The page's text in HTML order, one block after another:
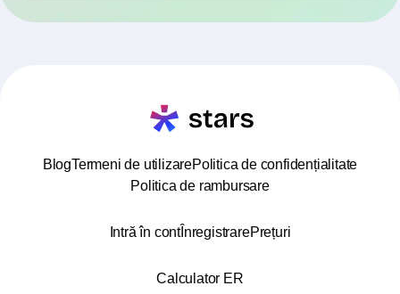
BlogTermeni de utilizarePolitica de confidențialitate
Politica de rambursare
Intră în contÎnregistrarePrețuri
Calculator ER